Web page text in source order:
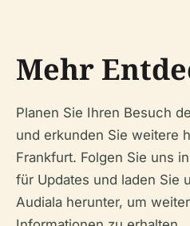
Mehr
Planen Sie Ihren Besuch
und erkunden Sie weitere
Frankfurt. Folgen Sie uns
für Updates und laden Sie
Audiala herunter, um